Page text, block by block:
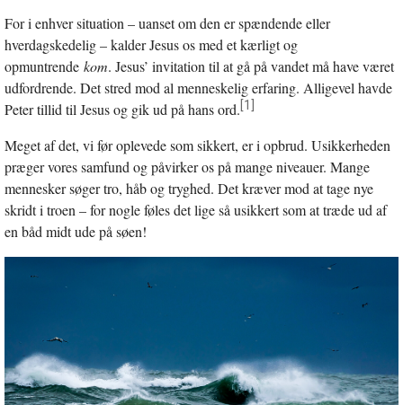
For i enhver situation – uanset om den er spændende eller
hverdagskedelig – kalder Jesus os med et kærligt og
opmuntrende kom. Jesus’ invitation til at gå på vandet må have været
udfordrende. Det stred mod al menneskelig erfaring. Alligevel havde
Peter tillid til Jesus og gik ud på hans ord.[1]
Meget af det, vi før oplevede som sikkert, er i opbrud. Usikkerheden
præger vores samfund og påvirker os på mange niveauer. Mange
mennesker søger tro, håb og tryghed. Det kræver mod at tage nye
skridt i troen – for nogle føles det lige så usikkert som at træde ud af
en båd midt ude på søen!